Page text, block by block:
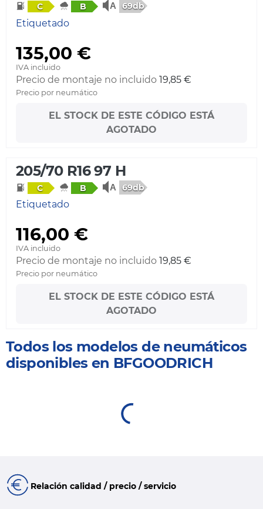
C B 69db
Etiquetado
135,00 €
IVA incluido
Precio de montaje no incluido 19,85 €
Precio por neumático
EL STOCK DE ESTE CÓDIGO ESTÁ
AGOTADO
205/70 R16 97 H
C B 69db
Etiquetado
116,00 €
IVA incluido
Precio de montaje no incluido 19,85 €
Precio por neumático
EL STOCK DE ESTE CÓDIGO ESTÁ
AGOTADO
Todos los modelos de neumáticos
disponibles en BFGOODRICH
Relación calidad / precio / servicio